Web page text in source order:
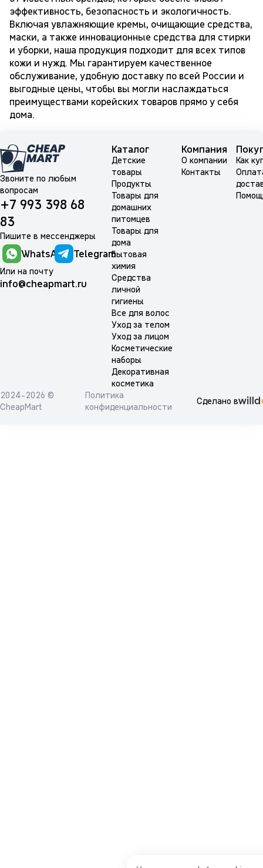
эффективность, безопасность и экологичность.
Включая увлажняющие кремы, очищающие средства,
маски, а также инновационные средства для стирки
и уборки, наша продукция подходит для всех типов
кожи и нужд. Мы гарантируем качественное
обслуживание, удобную доставку по всей России и
выгодные цены, чтобы вы могли наслаждаться
преимуществами корейских товаров прямо у себя
дома.
Звоните по любым
вопросам
+7 993 398 68
83
Пишите в мессенджеры
WhatsApp Telegram
Или на почту
info@cheapmart.ru
Каталог
Детские
товары
Продукты
Товары для
домашних
питомцев
Товары для
дома
Бытовая
химия
Средства
личной
гигиены
Все для волос
Уход за телом
Уход за лицом
Косметические
наборы
Декоративная
косметика
Компания
О компании
Контакты
Как
2024-2026 ©
CheapMart
Политика
конфиденциальности
Сделано в